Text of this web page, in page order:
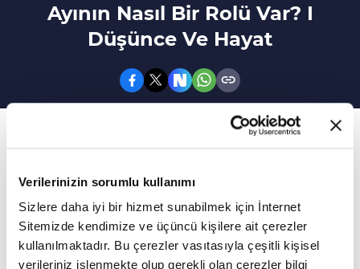
Verilerinizin sorumlu kullanımı
Sizlere daha iyi bir hizmet sunabilmek için İnternet
Sitemizde kendimize ve üçüncü kişilere ait çerezler
kullanılmaktadır. Bu çerezler vasıtasıyla çeşitli kişisel
verileriniz işlenmekte olup gerekli olan çerezler bilgi
Ayının Nasıl Bir Rolü Var? I
Düşünce Ve Hayat
Fikir ve düşünce dünyamızı genişletecek
hayata farklı pencerelerden bakmamızı
sağlayacak meselelerin konuşulduğu ve